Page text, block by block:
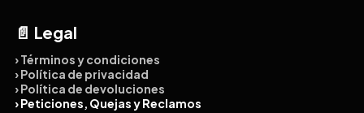
📄 Legal
› Términos y condiciones
› Política de privacidad
› Política de devoluciones
› Peticiones, Quejas y Reclamos